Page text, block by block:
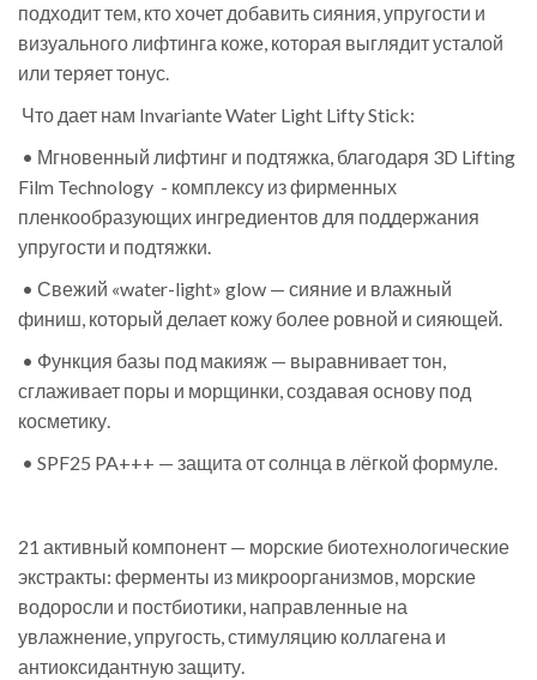
подходит тем, кто хочет добавить сияния, упругости и
визуального лифтинга коже, которая выглядит усталой
или теряет тонус.
Что дает нам Invariante Water Light Lifty Stick:
• Мгновенный лифтинг и подтяжка, благодаря 3D Lifting
Film Technology - комплексу из фирменных
пленкообразующих ингредиентов для поддержания
упругости и подтяжки.
• Свежий «water-light» glow — сияние и влажный
финиш, который делает кожу более ровной и сияющей.
• Функция базы под макияж — выравнивает тон,
сглаживает поры и морщинки, создавая основу под
косметику.
• SPF25 PA+++ — защита от солнца в лёгкой формуле.
21 активный компонент — морские биотехнологические
экстракты: ферменты из микроорганизмов, морские
водоросли и постбиотики, направленные на
увлажнение, упругость, стимуляцию коллагена и
антиоксидантную защиту.